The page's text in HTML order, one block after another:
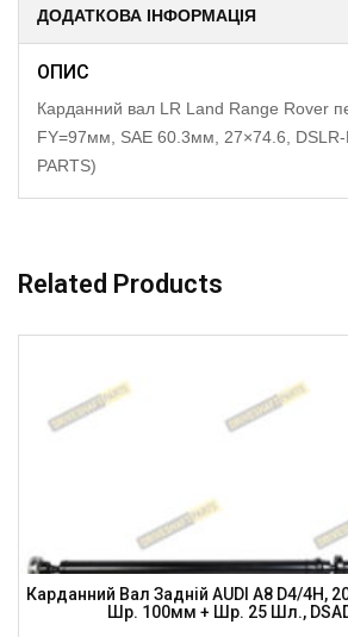
ДОДАТКОВА ІНФОРМАЦІЯ
ОПИС
Карданний вал LR Land Range Rover
FY=97мм, SAE 60.3мм, 27×74.6, DSLR-
PARTS)
Related Products
Карданний Вал Задній AUDI A8 D4/4H,
Шр. 100мм + Шр. 25 Шл.,